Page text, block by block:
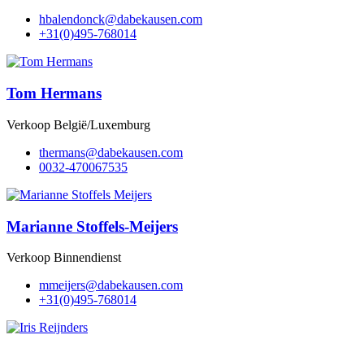
moc.nesuakebad
@kcnodnelabh
+31(0)495-768014
Tom Hermans
Verkoop België/Luxemburg
moc.nesuakebad
@snamreht
0032-470067535
Marianne Stoffels-Meijers
Verkoop Binnendienst
moc.nesuakebad
@srejiemm
+31(0)495-768014